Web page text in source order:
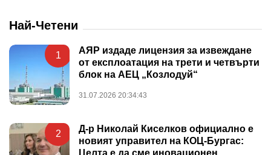
Най-Четени
1
АЯР издаде лицензия за извеждане
от експлоатация на трети и четвърти
блок на АЕЦ „Козлодуй“
31.07.2026 20:34:43
2
Д-р Николай Киселков официално е
новият управител на КОЦ-Бургас:
Целта е да сме иновационен